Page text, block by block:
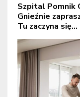
Szpital Pomnik
Gnieźnie
Tu zaczyna się...